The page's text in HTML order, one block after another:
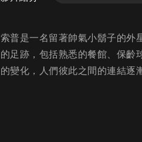
索普是一名留著帥氣小鬍子的外
的足跡，包括熟悉的餐館、保齡
的變化，人們彼此之間的連結逐